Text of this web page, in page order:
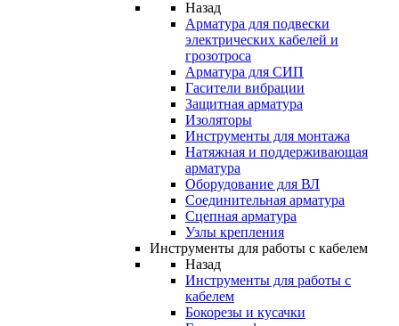
Назад
Арматура для подвески
электрических кабелей и
грозотроса
Арматура для СИП
Гасители вибрации
Защитная арматура
Изоляторы
Инструменты для монтажа
Натяжная и поддерживающая
арматура
Оборудование для ВЛ
Соединительная арматура
Сцепная арматура
Узлы крепления
Инструменты для работы с кабелем
Назад
Инструменты для работы с
кабелем
Бокорезы и кусачки